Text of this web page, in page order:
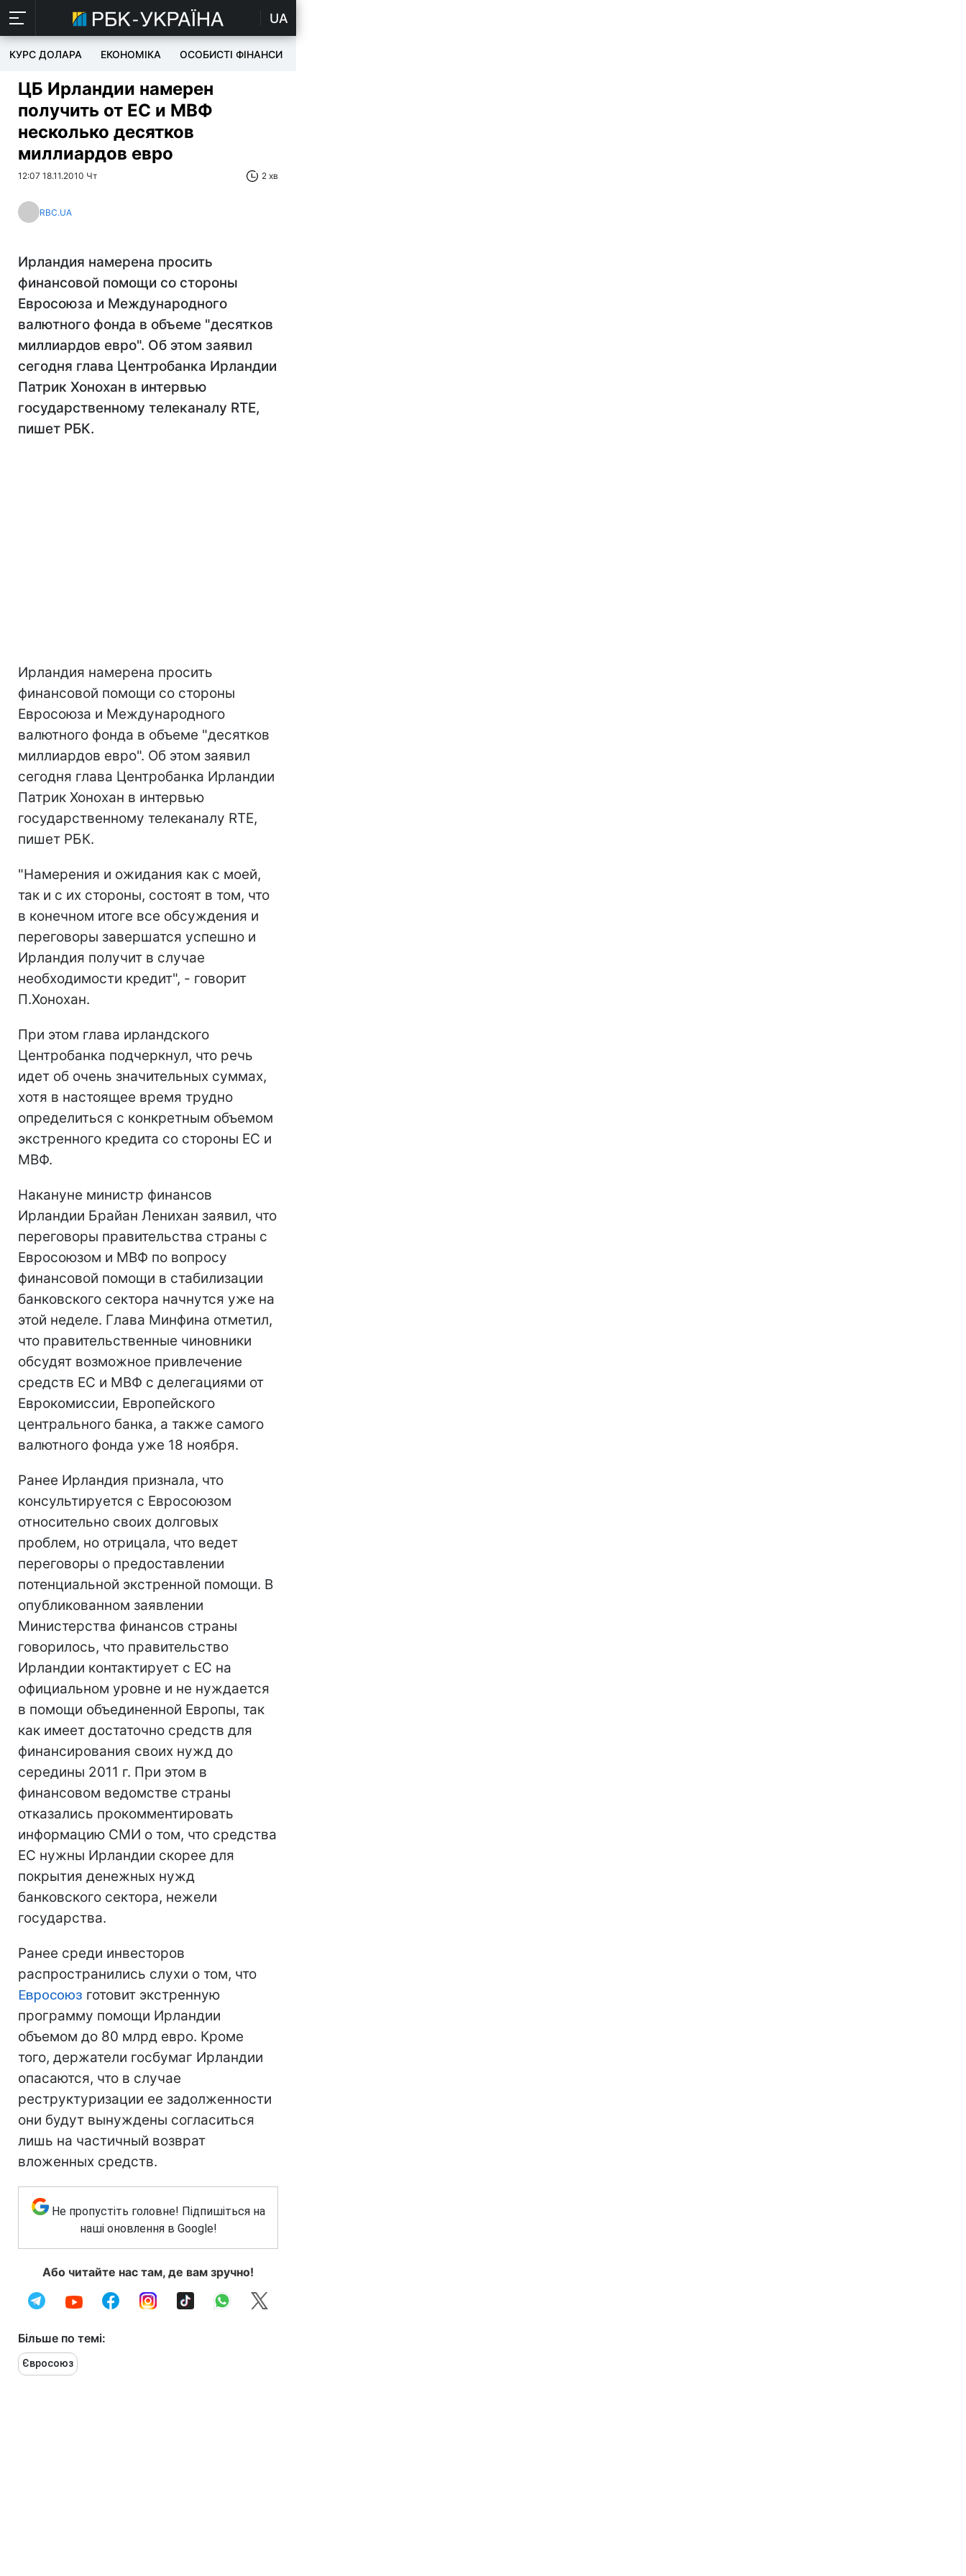
UA
КУРС ДОЛАРА ЕКОНОМІКА ОСОБИСТІ ФІНАНСИ
ЦБ Ирландии намерен
получить от ЕС и МВФ
несколько десятков
миллиардов евро
12:07 18.11.2010 Чт 2 хв
RBC.UA
Ирландия намерена просить
финансовой помощи со стороны
Евросоюза и Международного
валютного фонда в объеме "десятков
миллиардов евро". Об этом заявил
сегодня глава Центробанка Ирландии
Патрик Хонохан в интервью
государственному телеканалу RTE,
пишет РБК.
Ирландия намерена просить
финансовой помощи со стороны
Евросоюза и Международного
валютного фонда в объеме "десятков
миллиардов евро". Об этом заявил
сегодня глава Центробанка Ирландии
Патрик Хонохан в интервью
государственному телеканалу RTE,
пишет РБК.
"Намерения и ожидания как с моей,
так и с их стороны, состоят в том, что
в конечном итоге все обсуждения и
переговоры завершатся успешно и
Ирландия получит в случае
необходимости кредит", - говорит
П.Хонохан.
При этом глава ирландского
Центробанка подчеркнул, что речь
идет об очень значительных суммах,
хотя в настоящее время трудно
определиться с конкретным объемом
экстренного кредита со стороны ЕС и
МВФ.
Накануне министр финансов
Ирландии Брайан Ленихан заявил, что
переговоры правительства страны с
Евросоюзом и МВФ по вопросу
финансовой помощи в стабилизации
банковского сектора начнутся уже на
этой неделе. Глава Минфина отметил,
что правительственные чиновники
обсудят возможное привлечение
средств ЕС и МВФ с делегациями от
Еврокомиссии, Европейского
центрального банка, а также самого
валютного фонда уже 18 ноября.
Ранее Ирландия признала, что
консультируется с Евросоюзом
относительно своих долговых
проблем, но отрицала, что ведет
переговоры о предоставлении
потенциальной экстренной помощи. В
опубликованном заявлении
Министерства финансов страны
говорилось, что правительство
Ирландии контактирует с ЕС на
официальном уровне и не нуждается
в помощи объединенной Европы, так
как имеет достаточно средств для
финансирования своих нужд до
середины 2011 г. При этом в
финансовом ведомстве страны
отказались прокомментировать
информацию СМИ о том, что средства
ЕС нужны Ирландии скорее для
покрытия денежных нужд
банковского сектора, нежели
государства.
Ранее среди инвесторов
распространились слухи о том, что
Евросоюз готовит экстренную
программу помощи Ирландии
объемом до 80 млрд евро. Кроме
того, держатели госбумаг Ирландии
опасаются, что в случае
реструктуризации ее задолженности
они будут вынуждены согласиться
лишь на частичный возврат
вложенных средств.
Не пропустіть головне! Підпишіться на
наші оновлення в Google!
Або читайте нас там, де вам зручно!
Більше по темі:
Євросоюз